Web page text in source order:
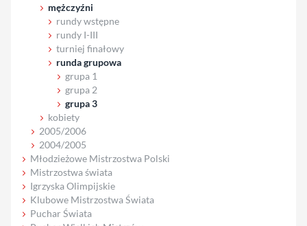
mężczyźni
rundy wstępne
rundy I-III
turniej finałowy
runda grupowa
grupa 1
grupa 2
grupa 3
kobiety
2005/2006
2004/2005
Młodzieżowe Mistrzostwa Polski
Mistrzostwa świata
Igrzyska Olimpijskie
Klubowe Mistrzostwa Świata
Puchar Świata